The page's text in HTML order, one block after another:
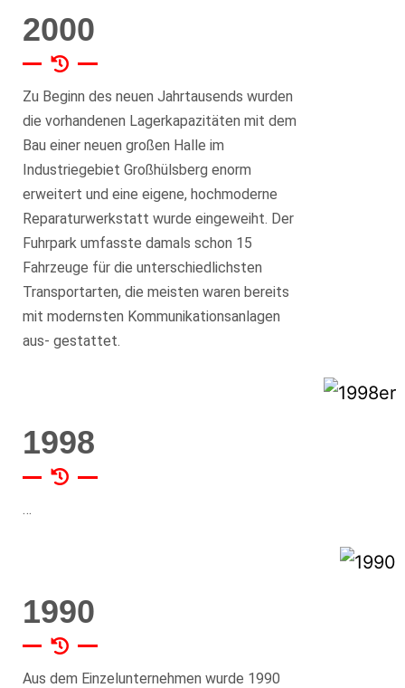
2000
Zu Beginn des neuen Jahrtausends wurden
die vorhandenen Lagerkapazitäten mit dem
Bau einer neuen großen Halle im
Industriegebiet Großhülsberg enorm
erweitert und eine eigene, hochmoderne
Reparaturwerkstatt wurde eingeweiht. Der
Fuhrpark umfasste damals schon 15
Fahrzeuge für die unterschiedlichsten
Transportarten, die meisten waren bereits
mit modernsten Kommunikationsanlagen
aus- gestattet.
1998
…
1990
Aus dem Einzelunternehmen wurde 1990